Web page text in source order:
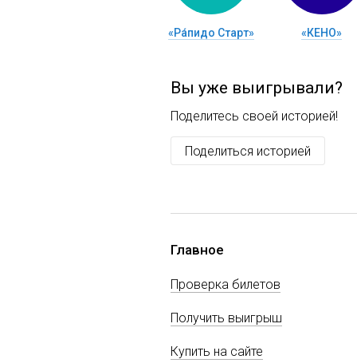
«Ра́пидо Старт» «КЕНО»
Вы уже выигрывали?
Поделитесь своей историей!
Поделиться историей
Главное
Проверка билетов
Получить выигрыш
Купить на сайте